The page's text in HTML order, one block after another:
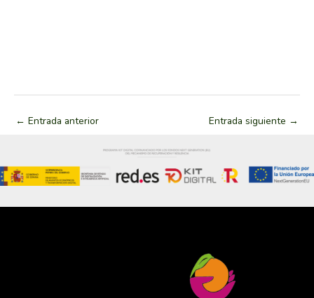
← Entrada anterior Entrada siguiente →